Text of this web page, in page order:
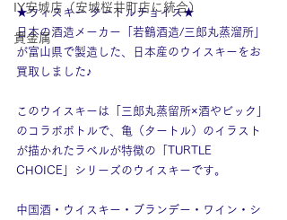
IY安城店（安城桜井町店に統合）
貴金属
★ウィスキー タートルチョイス★
日本の酒造メーカー「若鶴酒造/三郎丸蒸溜所」
が富山県で製造した、日本産のウイスキーをお
買取しました♪
このウイスキーは「三郎丸蒸留所×酒やビック」
のコラボボトルで、亀（タートル）のイラスト
が描かれたラベルが特徴の「TURTLE
CHOICE」シリーズのウイスキーです。
中国酒・ウイスキー・ブランデー・ワイン・シ